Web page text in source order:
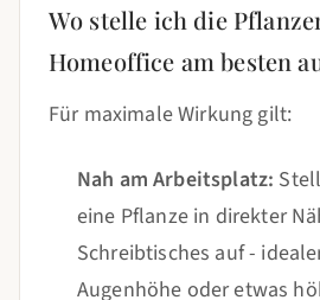
Wo stelle ich die
Homeoffice am besten
Für maximale Wirkung gilt:
Nah am Arbeitsplatz:
eine Pflanze in direkter
Schreibtisches auf -
Augenhöhe oder etwas